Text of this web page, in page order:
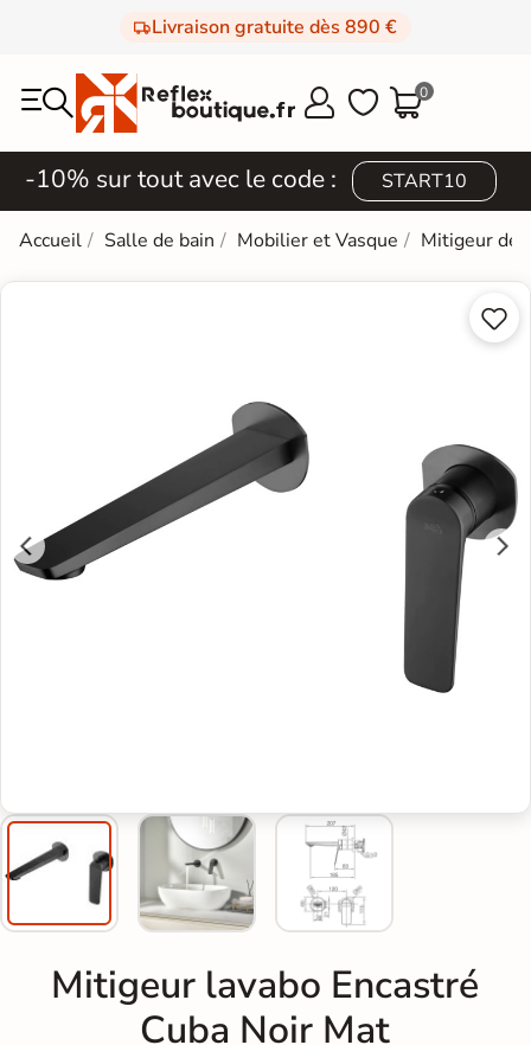
Livraison gratuite dès 890 €
  0
-10% sur tout avec le code : START10
Accueil Salle de bain Mobilier et Vasque Mitigeur de


Mitigeur lavabo Encastré
Cuba Noir Mat